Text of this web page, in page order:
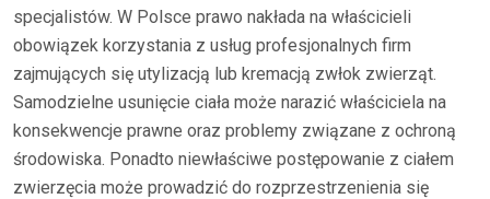
specjalistów. W Polsce prawo nakłada na właścicieli
obowiązek korzystania z usług profesjonalnych firm
zajmujących się utylizacją lub kremacją zwłok zwierząt.
Samodzielne usunięcie ciała może narazić właściciela na
konsekwencje prawne oraz problemy związane z ochroną
środowiska. Ponadto niewłaściwe postępowanie z ciałem
zwierzęcia może prowadzić do rozprzestrzenienia się